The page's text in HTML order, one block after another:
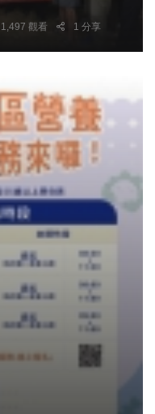
1,497 觀看 1 分享